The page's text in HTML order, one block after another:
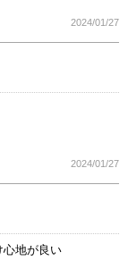
2024/01/27
2024/01/27
心地が良い